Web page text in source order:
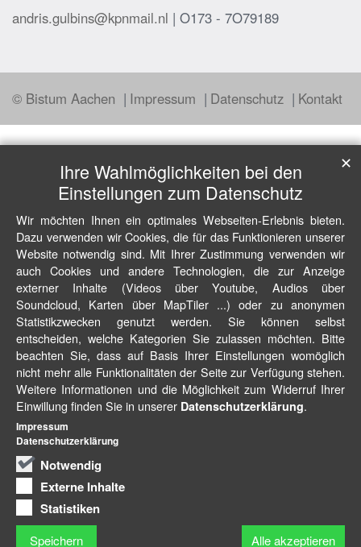
andris.gulbins@kpnmail.nl | O173 - 7O79189
© Bistum Aachen Impressum Datenschutz Kontakt
Ihre Wahlmöglichkeiten bei den
Einstellungen zum Datenschutz
Wir möchten Ihnen ein optimales Webseiten-Erlebnis bieten.
Dazu verwenden wir Cookies, die für das Funktionieren unserer
Website notwendig sind. Mit Ihrer Zustimmung verwenden wir
auch Cookies und andere Technologien, die zur Anzeige
externer Inhalte (Videos über Youtube, Audios über
Soundcloud, Karten über MapTiler ...) oder zu anonymen
Statistikzwecken genutzt werden. Sie können selbst
entscheiden, welche Kategorien Sie zulassen möchten. Bitte
beachten Sie, dass auf Basis Ihrer Einstellungen womöglich
nicht mehr alle Funktionalitäten der Seite zur Verfügung stehen.
Weitere Informationen und die Möglichkeit zum Widerruf Ihrer
Einwillung finden Sie in unserer Datenschutzerklärung.
Notwendig
Externe Inhalte
Statistiken
Speichern Alle akzeptieren
✕
Impressum
Datenschutzerklärung